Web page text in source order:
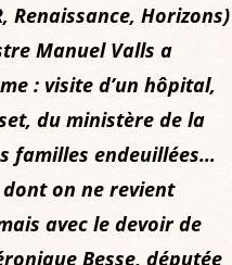
Renaissance, Horizons)
Manuel Valls a
: visite d’un hôpital,
du ministère de la
familles endeuillées…
on ne revient
avec le devoir de
Besse, députée